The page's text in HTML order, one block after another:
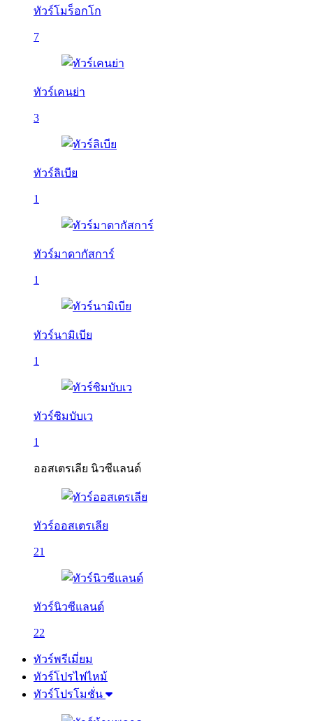
ทัวร์โมร็อกโก
7
ทัวร์เคนย่า
3
ทัวร์ลิเบีย
1
ทัวร์มาดากัสการ์
1
ทัวร์นามิเบีย
1
ทัวร์ซิมบับเว
1
ออสเตรเลีย นิวซีแลนด์
ทัวร์ออสเตรเลีย
21
ทัวร์นิวซีแลนด์
22
ทัวร์พรีเมี่ยม
ทัวร์โปรไฟไหม้
ทัวร์โปรโมชั่น